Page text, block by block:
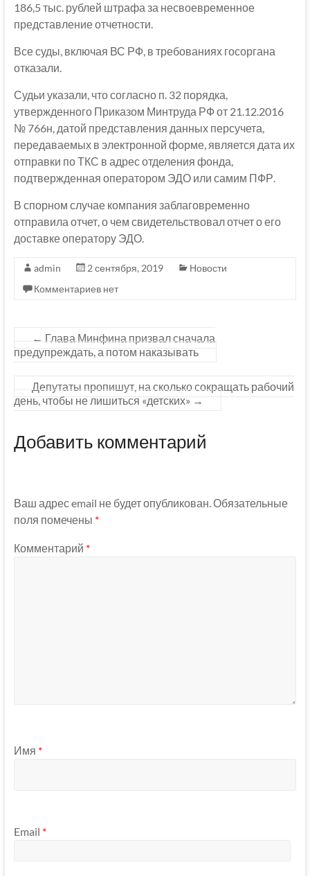
186,5 тыс. рублей штрафа за несвоевременное
представление отчетности.
Все суды, включая ВС РФ, в требованиях госоргана
отказали.
Судьи указали, что согласно п. 32 порядка,
утвержденного Приказом Минтруда РФ от 21.12.2016
№ 766н, датой представления данных персучета,
передаваемых в электронной форме, является дата их
отправки по ТКС в адрес отделения фонда,
подтвержденная оператором ЭДО или самим ПФР.
В спорном случае компания заблаговременно
отправила отчет, о чем свидетельствовал отчет о его
доставке оператору ЭДО.
admin 2 сентября, 2019
Новости
Комментариев нет
← Глава Минфина призвал сначала
предупреждать, а потом наказывать
Депутаты пропишут, на сколько сокращать рабочий
день, чтобы не лишиться «детских» →
Добавить комментарий
Ваш адрес email не будет опубликован. Обязательные
поля помечены *
Комментарий *
Имя *
Email *